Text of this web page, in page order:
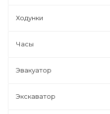
Ходунки
Часы
Эвакуатор
Экскаватор